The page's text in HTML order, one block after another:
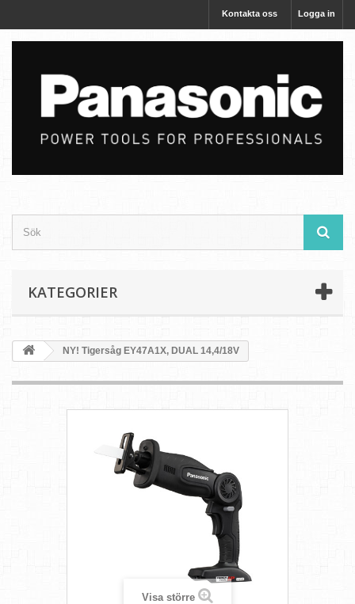
Logga in
Kontakta oss
KATEGORIER
NY! Tigersåg EY47A1X, DUAL 14,4/18V
Visa större